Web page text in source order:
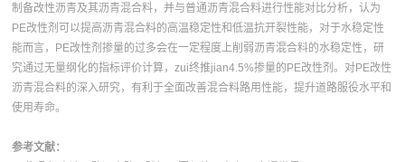
制备改性沥青及其沥青混合料，并与普通沥青混合料进行性能对比分析，认为
PE改性剂可以提高沥青混合料的高温稳定性和低温抗开裂性能，对于水稳定性
能而言，PE改性剂掺量的过多会在一定程度上削弱沥青混合料的水稳定性，研
究通过无量纲化的指标评价计算，zui终推jian4.5%掺量的PE改性剂。对PE改性
沥青混合料的深入研究，有利于全面改善混合料路用性能，提升道路服役水平和
使用寿命。
参考文献：